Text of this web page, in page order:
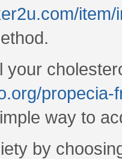
item/
your
way to
by